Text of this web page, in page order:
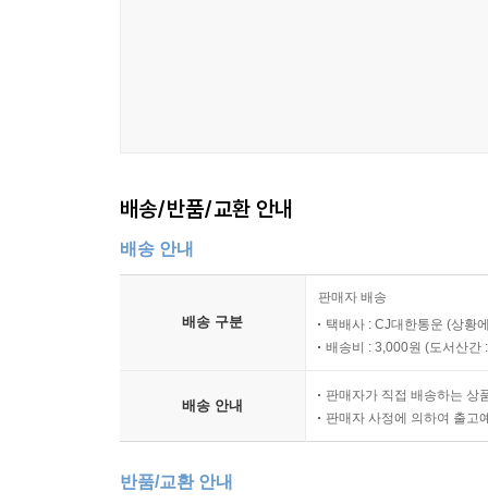
배송/반품/교환 안내
배송 안내
배송 구분
판매자 배송
택배사 : CJ대한통운 (상황
배송비 : 3,000원 (도서산간
배송 안내
판매자가 직접 배송하는 상
판매자 사정에 의하여 출고
반품/교환 안내